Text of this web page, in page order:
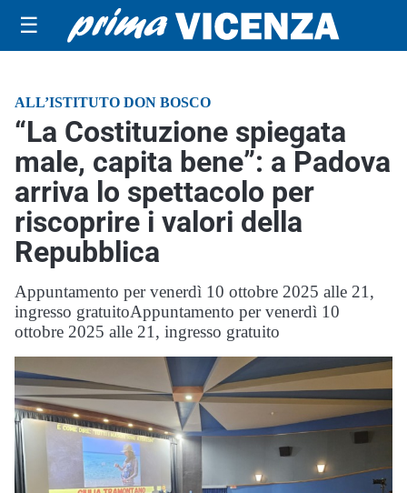
☰
ALL’ISTITUTO DON BOSCO
“La Costituzione spiegata
male, capita bene”: a Padova
arriva lo spettacolo per
riscoprire i valori della
Repubblica
Appuntamento per venerdì 10 ottobre 2025 alle 21,
ingresso gratuitoAppuntamento per venerdì 10
ottobre 2025 alle 21, ingresso gratuito